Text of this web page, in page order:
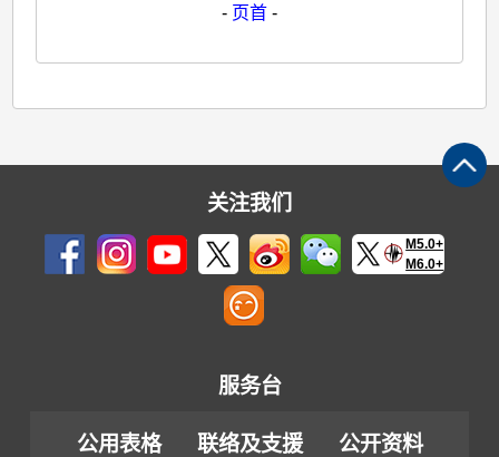
- 页首 -
关注我们
M5.0+
M6.0+
服务台
公用表格 联络及支援
公开资料